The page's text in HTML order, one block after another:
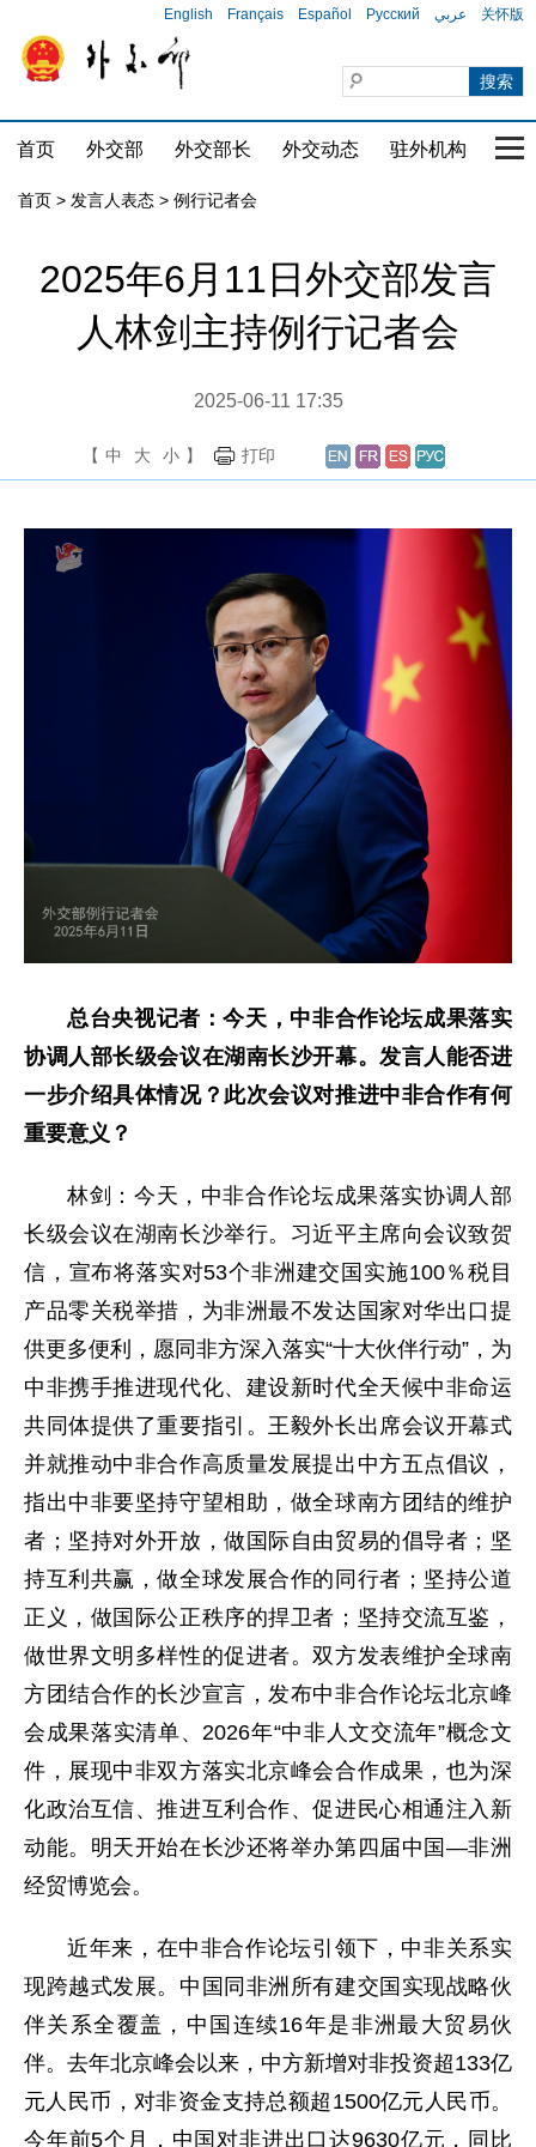
English Français Español Русский عربي 关怀版
首页 外交部 外交部长 外交动态 驻外机构 国
首页 > 发言人表态 > 例行记者会
2025年6月11日外交部发言
人林剑主持例行记者会
2025-06-11 17:35
【 中 大 小 】 打印
总台央视记者：今天，中非合作论坛成果落实
协调人部长级会议在湖南长沙开幕。发言人能否进
一步介绍具体情况？此次会议对推进中非合作有何
重要意义？
林剑：今天，中非合作论坛成果落实协调人部
长级会议在湖南长沙举行。习近平主席向会议致贺
信，宣布将落实对53个非洲建交国实施100％税目
产品零关税举措，为非洲最不发达国家对华出口提
供更多便利，愿同非方深入落实“十大伙伴行动”，为
中非携手推进现代化、建设新时代全天候中非命运
共同体提供了重要指引。王毅外长出席会议开幕式
并就推动中非合作高质量发展提出中方五点倡议，
指出中非要坚持守望相助，做全球南方团结的维护
者；坚持对外开放，做国际自由贸易的倡导者；坚
持互利共赢，做全球发展合作的同行者；坚持公道
正义，做国际公正秩序的捍卫者；坚持交流互鉴，
做世界文明多样性的促进者。双方发表维护全球南
方团结合作的长沙宣言，发布中非合作论坛北京峰
会成果落实清单、2026年“中非人文交流年”概念文
件，展现中非双方落实北京峰会合作成果，也为深
化政治互信、推进互利合作、促进民心相通注入新
动能。明天开始在长沙还将举办第四届中国—非洲
经贸博览会。
近年来，在中非合作论坛引领下，中非关系实
现跨越式发展。中国同非洲所有建交国实现战略伙
伴关系全覆盖，中国连续16年是非洲最大贸易伙
伴。去年北京峰会以来，中方新增对非投资超133亿
元人民币，对非资金支持总额超1500亿元人民币。
今年前5个月，中国对非进出口达9630亿元，同比